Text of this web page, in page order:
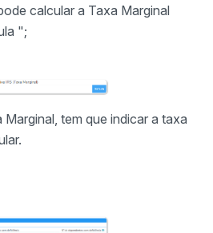
calcular a Taxa Marginal
";
tem que indicar a taxa